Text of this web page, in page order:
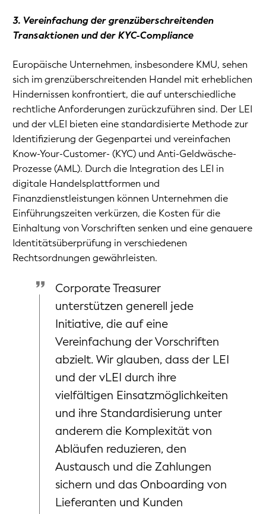
3. Vereinfachung der grenzüberschreitenden
Transaktionen und der KYC-Compliance
Europäische Unternehmen, insbesondere KMU, sehen
sich im grenzüberschreitenden Handel mit erheblichen
Hindernissen konfrontiert, die auf unterschiedliche
rechtliche Anforderungen zurückzuführen sind. Der LEI
und der vLEI bieten eine standardisierte Methode zur
Identifizierung der Gegenpartei und vereinfachen
Know-Your-Customer- (KYC) und Anti-Geldwäsche-
Prozesse (AML). Durch die Integration des LEI in
digitale Handelsplattformen und
Finanzdienstleistungen können Unternehmen die
Einführungszeiten verkürzen, die Kosten für die
Einhaltung von Vorschriften senken und eine genauere
Identitätsüberprüfung in verschiedenen
Rechtsordnungen gewährleisten.
Corporate Treasurer
unterstützen generell jede
Initiative, die auf eine
Vereinfachung der Vorschriften
abzielt. Wir glauben, dass der LEI
und der vLEI durch ihre
vielfältigen Einsatzmöglichkeiten
und ihre Standardisierung unter
anderem die Komplexität von
Abläufen reduzieren, den
Austausch und die Zahlungen
sichern und das Onboarding von
Lieferanten und Kunden